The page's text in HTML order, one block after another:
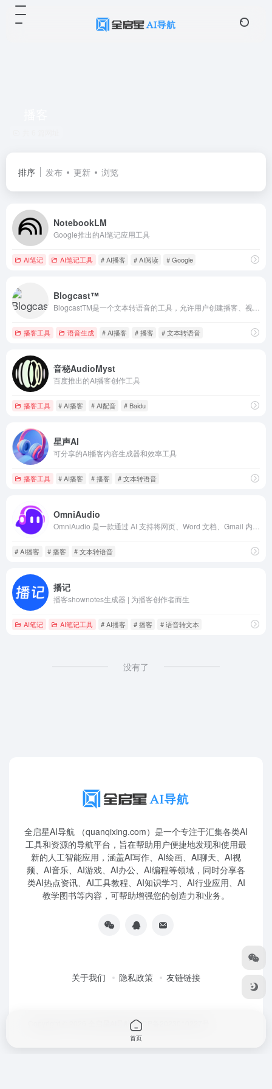
排序 发布 更新 浏览
NotebookLM
Google推出的AI笔记应用工具
AI笔记 AI笔记工具 # AI播客 # AI阅读 # Google
Blogcast™
播客工具 语音生成 # AI播客 # 播客 # 文本转语音
音秘AudioMyst
百度推出的AI播客创作工具
播客工具 # AI播客 # AI配音 # Baidu
星声AI
可分享的AI播客内容生成器和效率工具
播客工具 # AI播客 # 播客 # 文本转语音
OmniAudio
# AI播客 # 播客 # 文本转语音
播记
播客shownotes生成器 | 为播客创作者而生
AI笔记 AI笔记工具 # AI播客 # 播客 # 语音转文本
没有了
全启星AI导航 （quanqixing.com）是一个专注于汇集各类AI
工具和资源的导航平台，旨在帮助用户便捷地发现和使用最
新的人工智能应用，涵盖AI写作、AI绘画、AI聊天、AI视
频、AI音乐、AI游戏、AI办公、AI编程等领域，同时分享各
类AI热点资讯、AI工具教程、AI知识学习、AI行业应用、AI
教学图书等内容，可帮助增强您的创造力和业务。
关于我们 隐私政策 友链链接
全启星AI导航鲁ICP备2023010227号
首页